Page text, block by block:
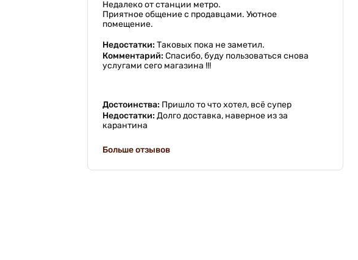
Недалеко от станции метро.
Приятное общение с продавцами. Уютное
помещение.
Недостатки: Таковых пока не заметил.
Комментарий: Спасибо, буду пользоваться снова
услугами сего магазина !!!
Достоинства: Пришло то что хотел, всё супер
Недостатки: Долго доставка, наверное из за
карантина
Больше отзывов